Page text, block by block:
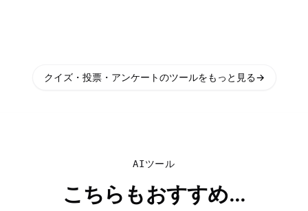
クイズ・投票・アンケートのツールをもっと見る→
AIツール
こちらもおすすめ...